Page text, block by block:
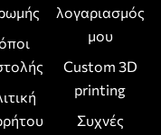
λογαριασμός
μου
Custom 3D
printing
Συχνές